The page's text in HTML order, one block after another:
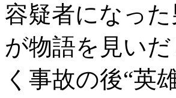
容疑者になっ
が物語を見い
く事故の後“英